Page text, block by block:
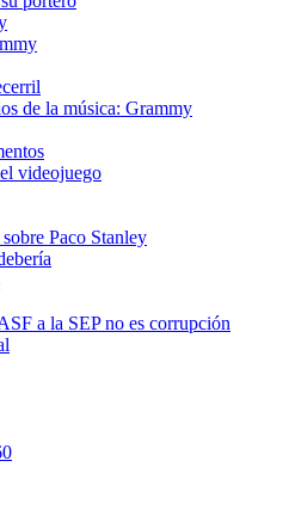
de la música: Grammy
videojuego
Paco Stanley
a la SEP no es corrupción